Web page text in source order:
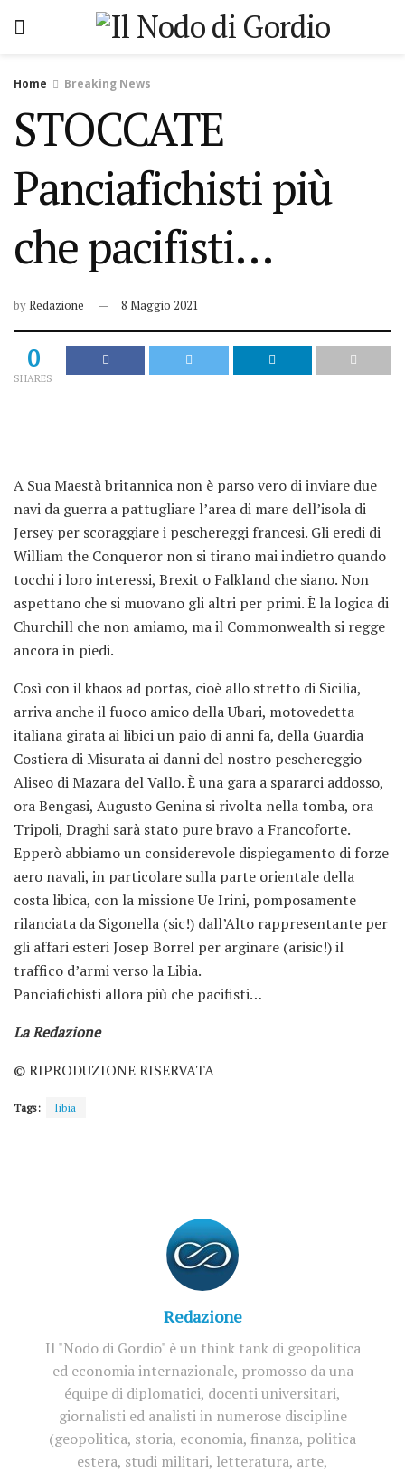
Home Breaking News
STOCCATE
Panciafichisti più
che pacifisti…
byRedazione 8 Maggio 2021
0
SHARES
A Sua Maestà britannica non è parso vero di inviare due
navi da guerra a pattugliare l’area di mare dell’isola di
Jersey per scoraggiare i peschereggi francesi. Gli eredi di
William the Conqueror non si tirano mai indietro quando
tocchi i loro interessi, Brexit o Falkland che siano. Non
aspettano che si muovano gli altri per primi. È la logica di
Churchill che non amiamo, ma il Commonwealth si regge
ancora in piedi.
Così con il khaos ad portas, cioè allo stretto di Sicilia,
arriva anche il fuoco amico della Ubari, motovedetta
italiana girata ai libici un paio di anni fa, della Guardia
Costiera di Misurata ai danni del nostro peschereggio
Aliseo di Mazara del Vallo. È una gara a spararci addosso,
ora Bengasi, Augusto Genina si rivolta nella tomba, ora
Tripoli, Draghi sarà stato pure bravo a Francoforte.
Epperò abbiamo un considerevole dispiegamento di forze
aero navali, in particolare sulla parte orientale della
costa libica, con la missione Ue Irini, pomposamente
rilanciata da Sigonella (sic!) dall’Alto rappresentante per
gli affari esteri Josep Borrel per arginare (arisic!) il
traffico d’armi verso la Libia.
Panciafichisti allora più che pacifisti…
La Redazione
© RIPRODUZIONE RISERVATA
Tags: libia
Redazione
Il "Nodo di Gordio" è un think tank di geopolitica
ed economia internazionale, promosso da una
équipe di diplomatici, docenti universitari,
giornalisti ed analisti in numerose discipline
(geopolitica, storia, economia, finanza, politica
estera, studi militari, letteratura, arte,